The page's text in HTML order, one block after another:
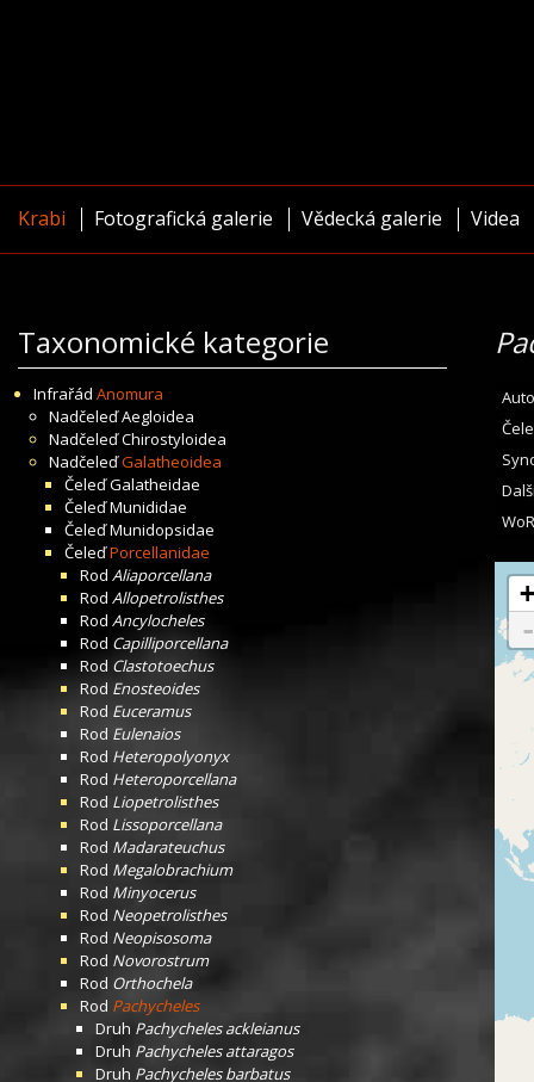
Krabi Fotografická galerie Vědecká galerie Videa
Taxonomické kategorie
Infrařád Anomura
NadčeleďAegloidea
NadčeleďChirostyloidea
NadčeleďGalatheoidea
ČeleďGalatheidae
ČeleďMunididae
ČeleďMunidopsidae
ČeleďPorcellanidae
Rod Aliaporcellana
Rod Allopetrolisthes
Rod Ancylocheles
Rod Capilliporcellana
Rod Clastotoechus
Rod Enosteoides
Rod Euceramus
Rod Eulenaios
Rod Heteropolyonyx
Rod Heteroporcellana
Rod Liopetrolisthes
Rod Lissoporcellana
Rod Madarateuchus
Rod Megalobrachium
Rod Minyocerus
Rod Neopetrolisthes
Rod Neopisosoma
Rod Novorostrum
Rod Orthochela
Rod Pachycheles
Druh Pachycheles ackleianus
Druh Pachycheles attaragos
Druh Pachycheles barbatus
+